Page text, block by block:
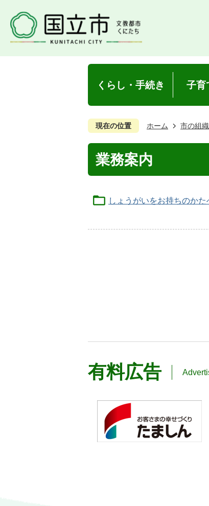
くらし・手続き 子育
現在の位置 ホーム 市の組
業務案内
しょうがいをお持ちのかた
有料広告